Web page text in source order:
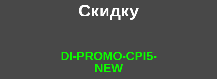
Скидку
DI-PROMO-CPI5-
NEW